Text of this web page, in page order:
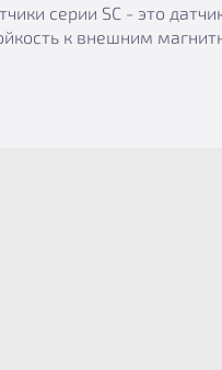
серии SC - это
к внешним